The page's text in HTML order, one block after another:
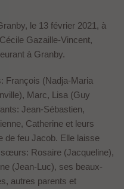
le 13 février 2021, à
Gazaille-Vincent,
à Granby.
François (Nadja-Maria
Marc, Lisa (Guy
Jean-Sébastien,
Catherine et leurs
de feu Jacob. Elle laisse
Rosaire (Jacqueline),
(Jean-Luc), ses beaux-
autres parents et